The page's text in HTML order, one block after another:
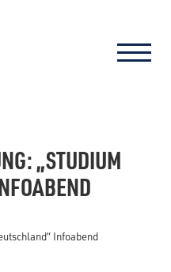
„STUDIUM